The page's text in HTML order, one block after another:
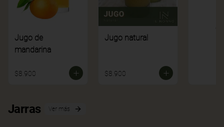
Jugo de
mandarina
$8.900
Jugo natural
$8.900
Jarras Ver más